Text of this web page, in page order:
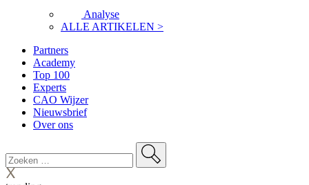
Analyse
ALLE ARTIKELEN >
Partners
Academy
Top 100
Experts
CAO Wijzer
Nieuwsbrief
Over ons